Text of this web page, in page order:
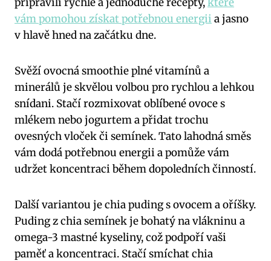
vám pomohou získat potřebnou energii a jasno
v hlavě hned na začátku dne.
Svěží ovocná smoothie plné vitamínů a
minerálů je skvělou volbou pro rychlou a lehkou
snídani. Stačí rozmixovat oblíbené ovoce s
mlékem nebo jogurtem a přidat trochu
ovesných vloček či semínek. Tato lahodná směs
vám dodá potřebnou energii a pomůže vám
udržet koncentraci během dopoledních činností.
Další variantou je chia puding s ovocem a oříšky.
Puding z chia semínek je bohatý na vlákninu a
omega-3 mastné kyseliny, což podpoří vaši
paměť a koncentraci. Stačí smíchat chia